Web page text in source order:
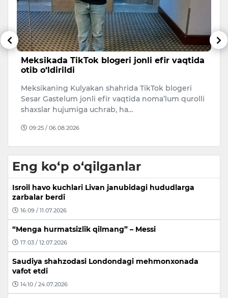
Meksikada TikTok blogeri jonli efir vaqtida
otib o‘ldirildi
Meksikaning Kulyakan shahrida TikTok blogeri
Sesar Gastelum jonli efir vaqtida noma’lum qurolli
shaxslar hujumiga uchrab, ha…
09:25 / 06.08.2026
Eng ko‘p o‘qilganlar
Isroil havo kuchlari Livan janubidagi hududlarga
zarbalar berdi
16:09 / 11.07.2026
“Menga hurmatsizlik qilmang” – Messi
17:03 / 12.07.2026
Saudiya shahzodasi Londondagi mehmonxonada
vafot etdi
14:10 / 24.07.2026